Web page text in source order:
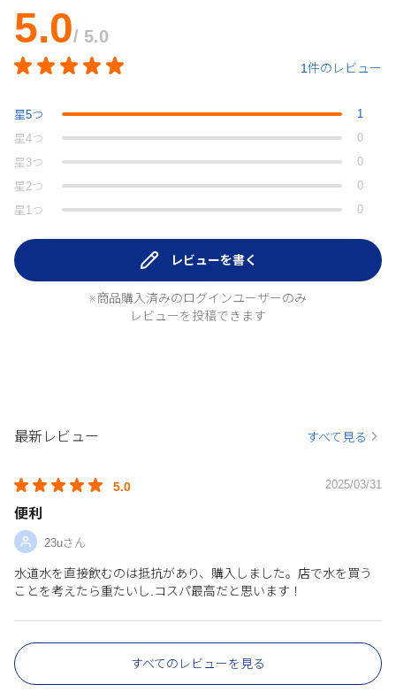
5.0/ 5.0
1件のレビュー
星5つ
1
星4つ
0
星 3つ
0
星 2つ
0
星 1つ 0
レビューを書く
※商品購入済みのログインユーザーのみ
レビューを投稿できます
最新レビュー すべて見る
5.0 2025/03/31
便利
23uさん
水道水を直接飲むのは抵抗があり、購入しました。店で水を買う
ことを考えたら重たいし.コスパ最高だと思います！
すべてのレビューを見る